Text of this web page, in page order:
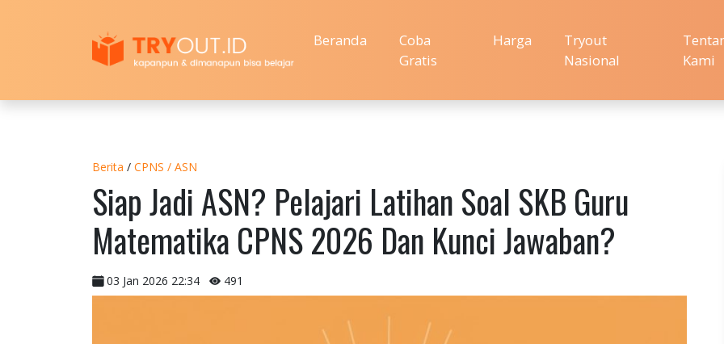
Beranda
Coba
Gratis
Harga
Tryout
Nasional
Kami
Berita / CPNS / ASN
Siap Jadi ASN? Pelajari Latihan Soal SKB Guru
Matematika CPNS 2026 Dan Kunci Jawaban?
03 Jan 2026 22:34 491